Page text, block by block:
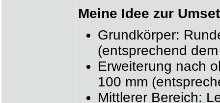
Meine Idee zur
Grundkörper:
(entsprechend
Erweiterung nach
100 mm
Mittlerer Bereich: